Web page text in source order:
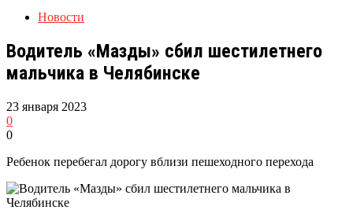
Новости
Водитель «Мазды» сбил шестилетнего
мальчика в Челябинске
23 января 2023
0
0
Ребенок перебегал дорогу вблизи пешеходного перехода